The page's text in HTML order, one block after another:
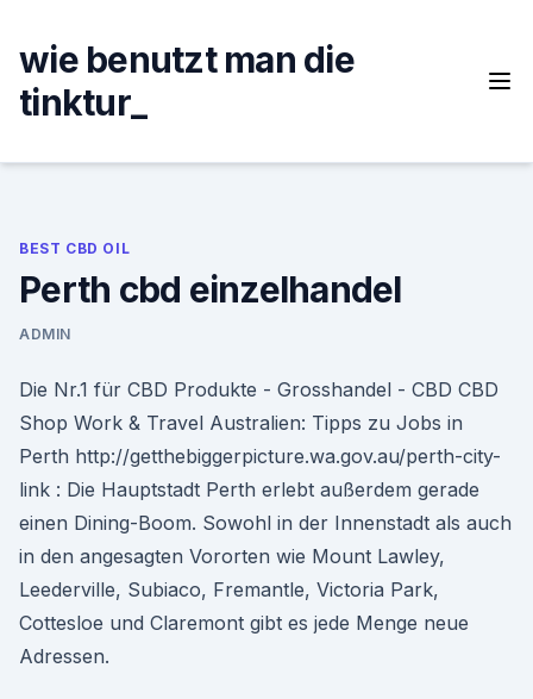
content
wie benutzt man die
tinktur_
BEST CBD OIL
Perth cbd einzelhandel
ADMIN
Die Nr.1 für CBD Produkte - Grosshandel - CBD CBD
Shop Work & Travel Australien: Tipps zu Jobs in
Perth http://getthebiggerpicture.wa.gov.au/perth-city-
link : Die Hauptstadt Perth erlebt außerdem gerade
einen Dining-Boom. Sowohl in der Innenstadt als auch
in den angesagten Vororten wie Mount Lawley,
Leederville, Subiaco, Fremantle, Victoria Park,
Cottesloe und Claremont gibt es jede Menge neue
Adressen.